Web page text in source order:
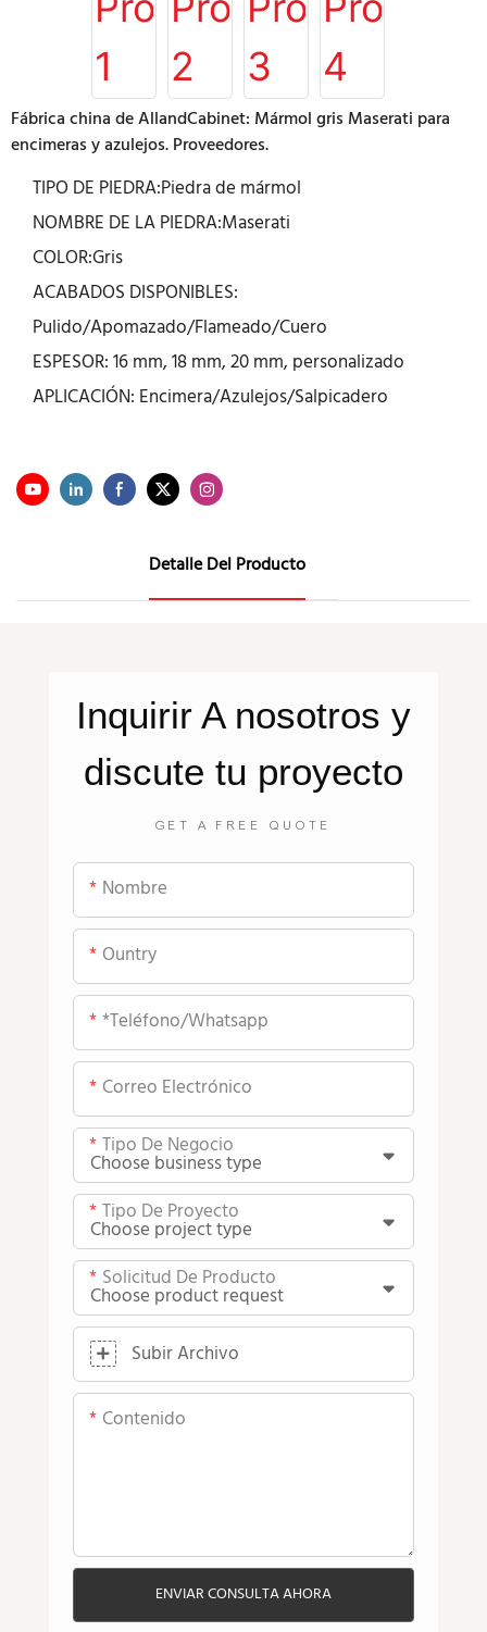
Fábrica china de AllandCabinet: Mármol gris Maserati para
encimeras y azulejos. Proveedores.
TIPO DE PIEDRA:Piedra de mármol
NOMBRE DE LA PIEDRA:Maserati
COLOR:Gris
ACABADOS DISPONIBLES:
Pulido/Apomazado/Flameado/Cuero
ESPESOR: 16 mm, 18 mm, 20 mm, personalizado
APLICACIÓN: Encimera/Azulejos/Salpicadero
Detalle Del Producto
Inquirir A nosotros y
discute tu proyecto
GET A FREE QUOTE
Nombre
Ountry
*teléfono/whatsapp
Correo Electrónico
Tipo De Negocio
Tipo De Proyecto
Solicitud De Producto
Subir Archivo
Contenido
ENVIAR CONSULTA AHORA